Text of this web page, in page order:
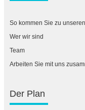
So kommen Sie zu
Wer wir sind
Team
Arbeiten Sie mit uns
Der Plan